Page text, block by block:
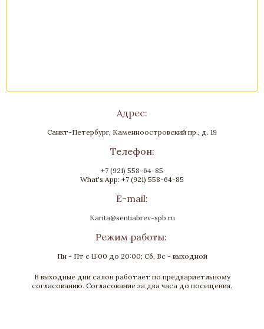
Адрес:
Санкт-Петербург, Каменноостровский пр., д. 19
Телефон:
+7 (921) 558-64-85
What's App: +7 (921) 558-64-85
E-mail:
Karita@sentiabrev-spb.ru
Режим работы:
Пн - Пт с 11:00 до 20:00; Сб, Вс - выходной
В выходные дни салон работает по предвариетльному
согласованию. Согласование за два часа до посещения.